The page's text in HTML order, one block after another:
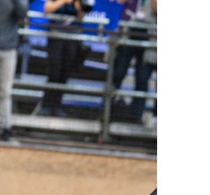
E-Racing
ID-Cycling
Strandrace